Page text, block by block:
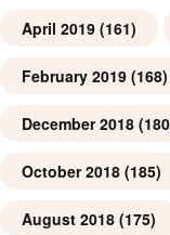
April 2019 (161)
February 2019 (168)
December 2018
October 2018 (185)
August 2018 (175)